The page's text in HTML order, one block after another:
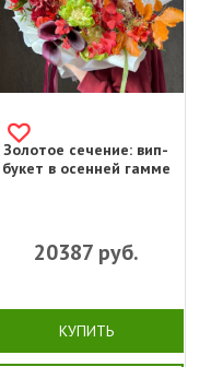
Золотое сечение: вип-
букет в осенней гамме
20387руб.
КУПИТЬ